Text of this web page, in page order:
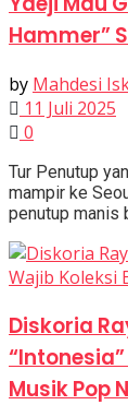
Hammer”
by Mahdesi
11 Juli 2025
0
Tur Penutup
mampir ke
penutup manis
Diskoria
Musik Pop